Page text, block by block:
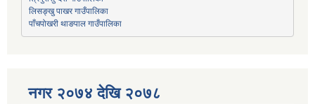
लिसङ्खु पाखर गाउँपालिका
पाँचपोखरी थाङपाल गाउँपालिका
नगर २०७४ देखि २०७८